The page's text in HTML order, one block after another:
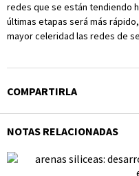
redes que se están tendiendo
últimas etapas será más
mayor celeridad las redes de
COMPARTIRLA
NOTAS RELACIONADAS